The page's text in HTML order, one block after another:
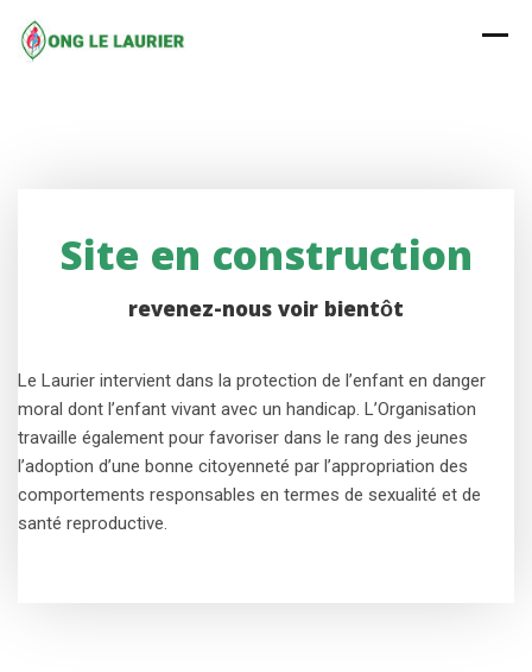
content
Site en construction
revenez-nous voir bientôt
Le Laurier intervient dans la protection de l’enfant en danger
moral dont l’enfant vivant avec un handicap. L’Organisation
travaille également pour favoriser dans le rang des jeunes
l’adoption d’une bonne citoyenneté par l’appropriation des
comportements responsables en termes de sexualité et de
santé reproductive.